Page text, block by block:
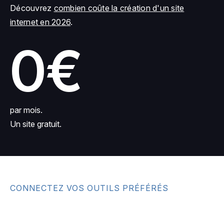
Découvrez combien coûte la création d'un site
internet en 2026.
0€
par mois.
Un site gratuit.
CONNECTEZ VOS OUTILS PRÉFÉRÉS